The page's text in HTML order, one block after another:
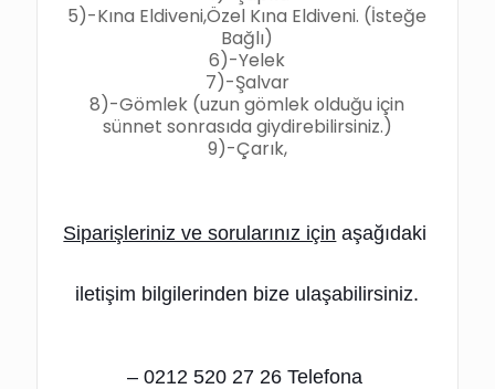
5)-Kına Eldiveni,Özel Kına Eldiveni. (İsteğe
Bağlı)
6)-Yelek
7)-Şalvar
8)-Gömlek (uzun gömlek olduğu için
sünnet sonrasıda giydirebilirsiniz.)
9)-Çarık,
Siparişleriniz ve sorularınız için aşağıdaki
iletişim bilgilerinden bize ulaşabilirsiniz.
– 0212 520 27 26 Telefona